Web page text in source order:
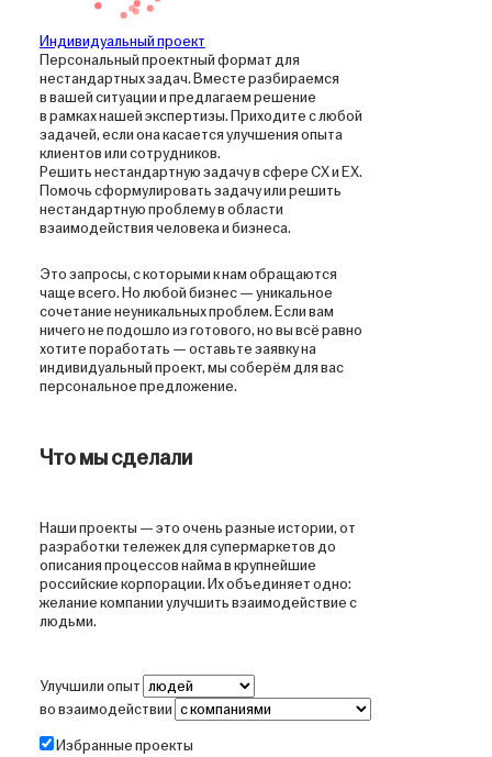
Индивидуальный проект
Персональный проектный формат для
нестандартных задач. Вместе разбираемся
в вашей ситуации и предлагаем решение
в рамках нашей экспертизы. Приходите с любой
задачей, если она касается улучшения опыта
клиентов или сотрудников.
Решить нестандартную задачу в сфере CX и EX.
Помочь сформулировать задачу или решить
нестандартную проблему в области
взаимодействия человека и бизнеса.
Это запросы, с которыми к нам обращаются
чаще всего. Но любой бизнес — уникальное
сочетание неуникальных проблем. Если вам
ничего не подошло из готового, но вы всё равно
хотите поработать — оставьте заявку на
индивидуальный проект, мы соберём для вас
персональное предложение.
Что мы сделали
Наши проекты — это очень разные истории, от
разработки тележек для супермаркетов до
описания процессов найма в крупнейшие
российские корпорации. Их объединяет одно:
желание компании улучшить взаимодействие с
людьми.
Улучшили опыт Аудитория
во взаимодействии Отрасль компаний
Избранные проекты